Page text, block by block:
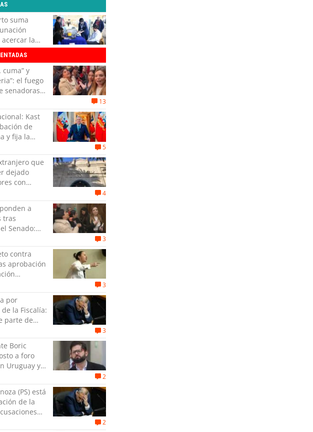
suma
la
a la
cuma” y
el fuego
senadoras
13
Kast
de
y fija la
5
que
dejado
con
4
a
tras
Senado:
3
contra
aprobación
3
por
la Fiscalía:
parte de
ni verbal"
3
Boric
a foro
Uruguay y
2
(PS) está
de la
2